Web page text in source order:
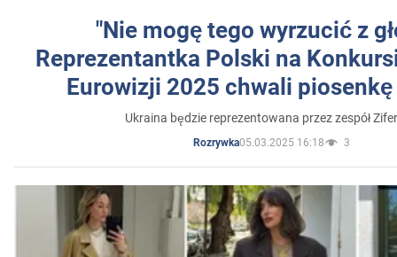
"Nie mogę tego wyrzucić z
Reprezentantka Polski na
Eurowizji 2025 chwali
Ukraina będzie reprezentowana przez zespół
Rozrywka05.03.2025 16:18 3